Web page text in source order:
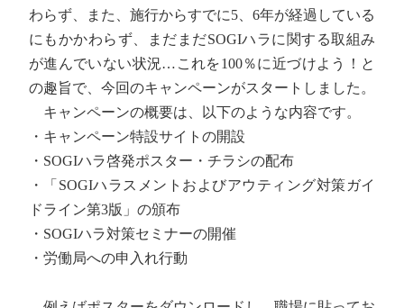
わらず、また、施行からすでに5、6年が経過している
にもかかわらず、まだまだSOGIハラに関する取組み
が進んでいない状況…これを100％に近づけよう！と
の趣旨で、今回のキャンペーンがスタートしました。
キャンペーンの概要は、以下のような内容です。
・キャンペーン特設サイトの開設
・SOGIハラ啓発ポスター・チラシの配布
・「SOGIハラスメントおよびアウティング対策ガイ
ドライン第3版」の頒布
・SOGIハラ対策セミナーの開催
・労働局への申入れ行動